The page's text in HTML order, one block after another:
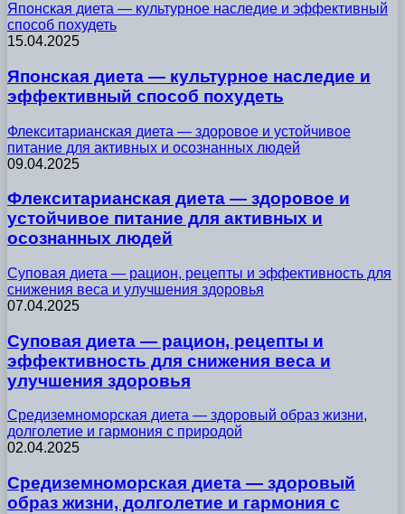
Японская диета — культурное наследие и эффективный
способ похудеть
15.04.2025
Японская диета — культурное наследие и
эффективный способ похудеть
Флекситарианская диета — здоровое и устойчивое
питание для активных и осознанных людей
09.04.2025
Флекситарианская диета — здоровое и
устойчивое питание для активных и
осознанных людей
Суповая диета — рацион, рецепты и эффективность для
снижения веса и улучшения здоровья
07.04.2025
Суповая диета — рацион, рецепты и
эффективность для снижения веса и
улучшения здоровья
Средиземноморская диета — здоровый образ жизни,
долголетие и гармония с природой
02.04.2025
Средиземноморская диета — здоровый
образ жизни, долголетие и гармония с